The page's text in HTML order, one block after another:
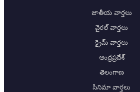
జాతీయ వార్తలు
వైరల్ వార్తలు
క్రైమ్ వార్తలు
ఆంధ్రప్రదేశ్
తెలంగాణ
సినిమా వార్తలు